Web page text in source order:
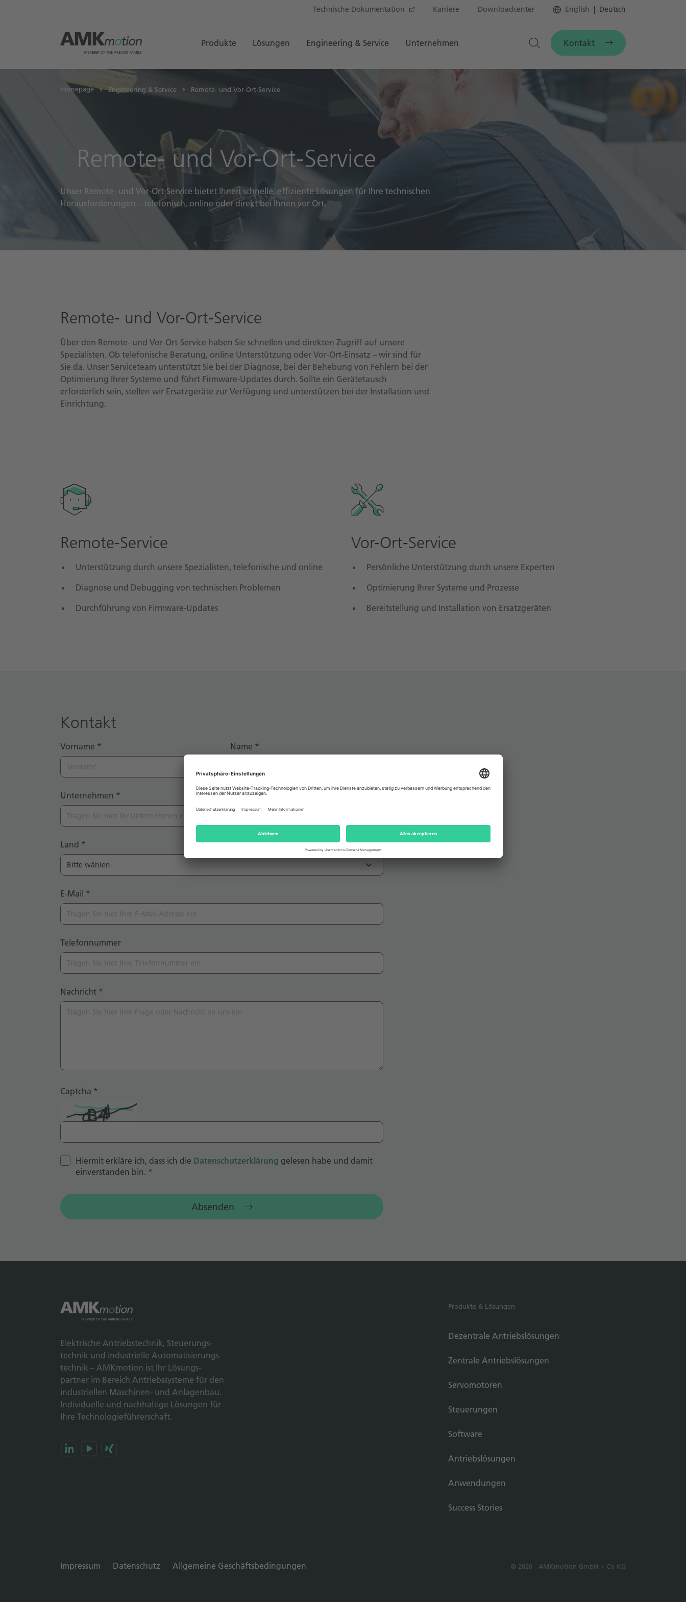
Technische Dokumentation Karriere Downloadcenter English Deutsch
Produkte Lösungen Engineering & Service Unternehmen Kontakt
Homepage Engineering & Service Remote- und Vor-Ort-Service
Remote- und Vor-Ort-Service
Unser Remote- und Vor-Ort-Service bietet Ihnen schnelle, effiziente Lösungen für Ihre technischen
Herausforderungen – telefonisch, online oder direkt bei Ihnen vor Ort.
Remote- und Vor-Ort-Service
Über den Remote- und Vor-Ort-Service haben Sie schnellen und direkten Zugriff auf unsere
Spezialisten. Ob telefonische Beratung, online Unterstützung oder Vor-Ort-Einsatz – wir sind für
Sie da. Unser Serviceteam unterstützt Sie bei der Diagnose, bei der Behebung von Fehlern bei der
Optimierung Ihrer Systeme und führt Firmware-Updates durch. Sollte ein Gerätetausch
erforderlich sein, stellen wir Ersatzgeräte zur Verfügung und unterstützen bei der Installation und
Einrichtung.
Remote-Service
Unterstützung durch unsere Spezialisten, telefonische und online
Diagnose und Debugging von technischen Problemen
Durchführung von Firmware-Updates
Vor-Ort-Service
Persönliche Unterstützung durch unsere Experten
Optimierung Ihrer Systeme und Prozesse
Bereitstellung und Installation von Ersatzgeräten
Kontakt
Vorname * Name *
Unternehmen *
Land *
E-Mail *
Telefonnummer
Nachricht *
Captcha *
Hiermit erkläre ich, dass ich die Datenschutzerklärung gelesen habe und damit
einverstanden bin. *
Absenden
Elek­trische Antriebs­technik, Steuerungs­
technik und indus­trielle Automatisierungs­
technik – AMKmotion ist Ihr Lösungs­
partner im Bereich Antriebs­systeme für den
industriellen Maschinen- und Anlagen­bau.
Individuelle und nach­haltige Lösungen für
Ihre Technologie­führerschaft.
Produkte & Lösungen
Dezentrale Antriebslösungen
Zentrale Antriebslösungen
Servomotoren
Steuerungen
Software
Antriebslösungen
Anwendungen
Success Stories
Impressum Datenschutz Allgemeine Geschäftsbedingungen © 2026 - AMKmotion GmbH + Co KG